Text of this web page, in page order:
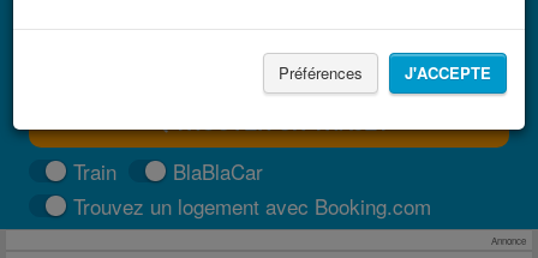
Préférences J'ACCEPTE
TROUVER UN TRAJET
Train
BlaBlaCar
Trouvez un logement avec Booking.com
Annonce